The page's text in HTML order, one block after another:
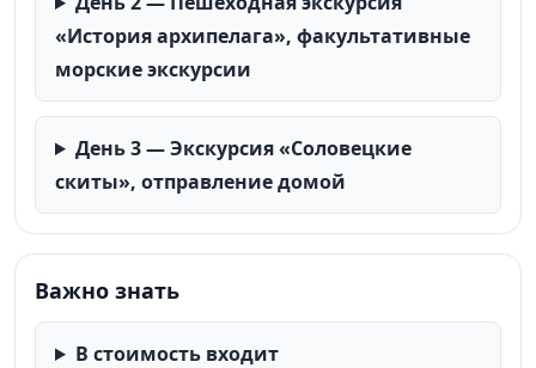
«История архипелага», факультативные
морские экскурсии
День 3 — Экскурсия «Соловецкие
скиты», отправление домой
Важно знать
В стоимость входит